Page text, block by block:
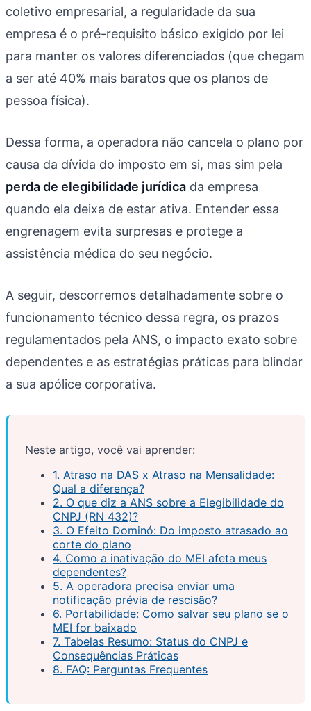
coletivo empresarial, a regularidade da sua
empresa é o pré-requisito básico exigido por lei
para manter os valores diferenciados (que chegam
a ser até 40% mais baratos que os planos de
pessoa física).
Dessa forma, a operadora não cancela o plano por
causa da dívida do imposto em si, mas sim pela
perda de elegibilidade jurídica da empresa
quando ela deixa de estar ativa. Entender essa
engrenagem evita surpresas e protege a
assistência médica do seu negócio.
A seguir, descorremos detalhadamente sobre o
funcionamento técnico dessa regra, os prazos
regulamentados pela ANS, o impacto exato sobre
dependentes e as estratégias práticas para blindar
a sua apólice corporativa.
Neste artigo, você vai aprender:
1. Atraso na DAS x Atraso na Mensalidade:
Qual a diferença?
2. O que diz a ANS sobre a Elegibilidade do
CNPJ (RN 432)?
3. O Efeito Dominó: Do imposto atrasado ao
corte do plano
4. Como a inativação do MEI afeta meus
dependentes?
5. A operadora precisa enviar uma
notificação prévia de rescisão?
6. Portabilidade: Como salvar seu plano se o
MEI for baixado
7. Tabelas Resumo: Status do CNPJ e
Consequências Práticas
8. FAQ: Perguntas Frequentes